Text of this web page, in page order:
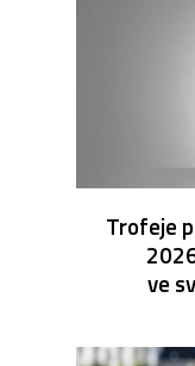
Trofeje
ve